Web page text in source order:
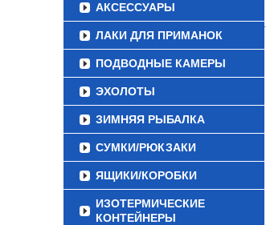
АКСЕССУАРЫ
ЛАКИ ДЛЯ ПРИМАНОК
ПОДВОДНЫЕ КАМЕРЫ
ЭХОЛОТЫ
ЗИМНЯЯ РЫБАЛКА
СУМКИ/РЮКЗАКИ
ЯЩИКИ/КОРОБКИ
ИЗОТЕРМИЧЕСКИЕ
КОНТЕЙНЕРЫ